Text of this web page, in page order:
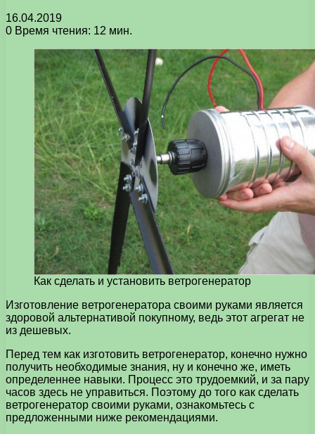
16.04.2019
0 Время чтения: 12 мин.
Как сделать и установить ветрогенератор
Изготовление ветрогенератора своими руками является
здоровой альтернативой покупному, ведь этот агрегат не
из дешевых.
Перед тем как изготовить ветрогенератор, конечно нужно
получить необходимые знания, ну и конечно же, иметь
определеннее навыки. Процесс это трудоемкий, и за пару
часов здесь не управиться. Поэтому до того как сделать
ветрогенератор своими руками, ознакомьтесь с
предложенными ниже рекомендациями.